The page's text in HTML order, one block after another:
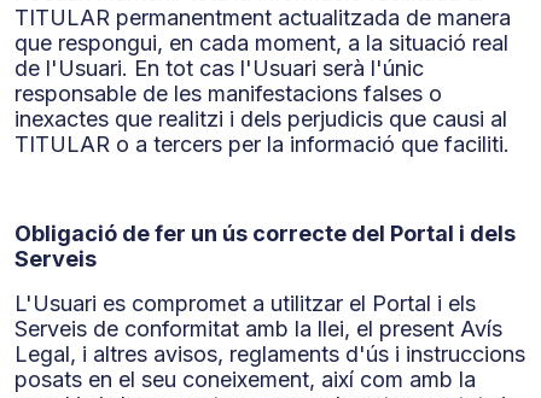
TITULAR permanentment actualitzada de manera
que respongui, en cada moment, a la situació real
de l'Usuari. En tot cas l'Usuari serà l'únic
responsable de les manifestacions falses o
inexactes que realitzi i dels perjudicis que causi al
TITULAR o a tercers per la informació que faciliti.
Obligació de fer un ús correcte del Portal i dels
Serveis
L'Usuari es compromet a utilitzar el Portal i els
Serveis de conformitat amb la llei, el present Avís
Legal, i altres avisos, reglaments d'ús i instruccions
posats en el seu coneixement, així com amb la